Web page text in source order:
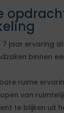
jaar ervaring
binnen
ruime
van
te blijken uit